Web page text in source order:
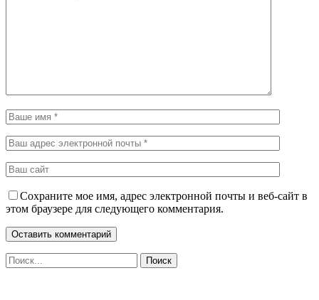
Сохраните мое имя, адрес электронной почты и веб-сайт в
этом браузере для следующего комментария.